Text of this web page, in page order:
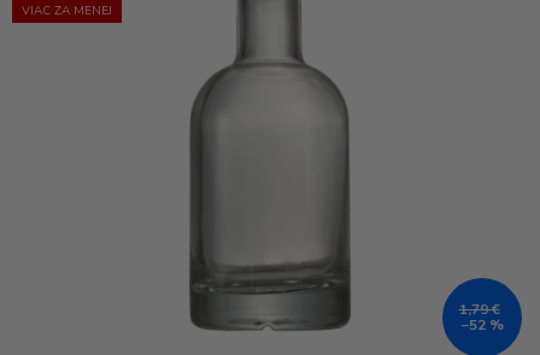
VIAC ZA MENEJ
1,79 €
–52 %